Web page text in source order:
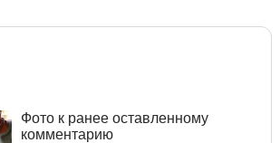
Фото к ранее оставленному
комментарию